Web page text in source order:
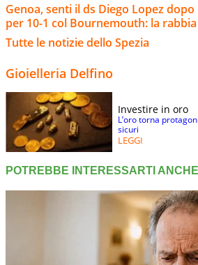
Genoa, senti il ds Diego Lopez dopo
per 10-1 col Bournemouth: la
Tutte le notizie dello Spezia
Gioielleria Delfino
Investire in oro
L’oro torna
sicuri
LEGGI